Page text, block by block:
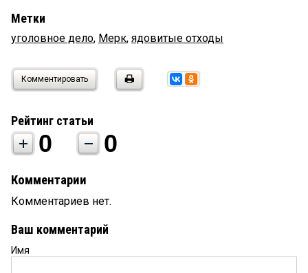
Метки
уголовное дело, Мерк, ядовитые отходы
Комментировать
Рейтинг статьи
0 0
Комментарии
Комментариев нет.
Ваш комментарий
Имя